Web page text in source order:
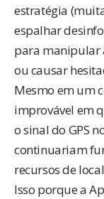
estratégia
espalhar
para manipular
ou causar
Mesmo em um
improvável em
o sinal do GPS
continuariam
recursos de
Isso porque a